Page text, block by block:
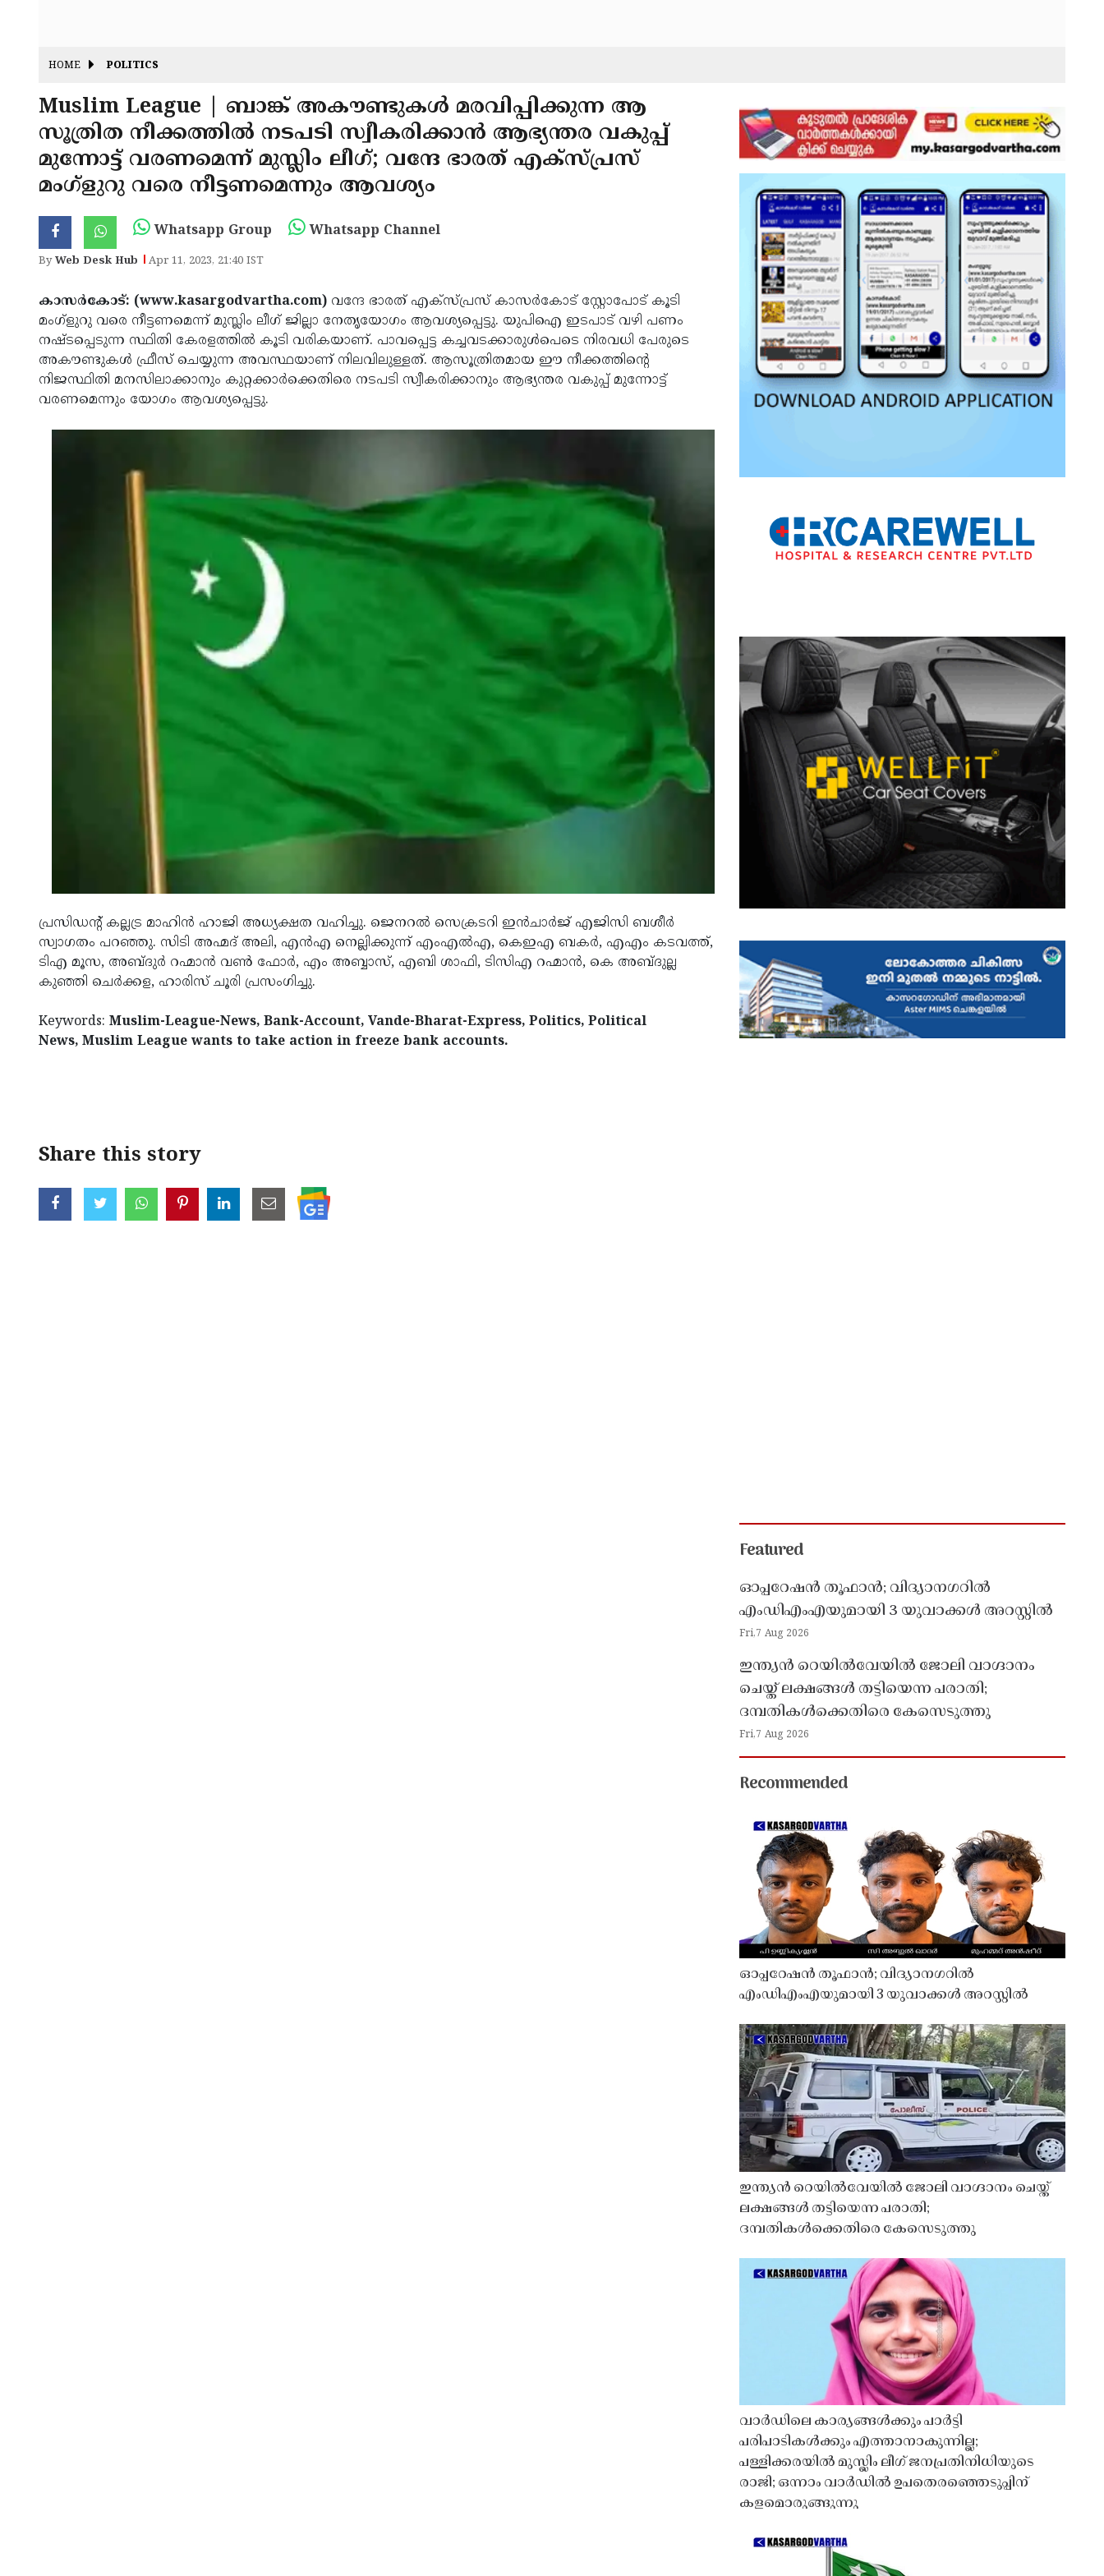
HOME POLITICS
Muslim League | ബാങ്ക് അകൗണ്ടുകള്‍ മരവിപ്പിക്കുന്ന ആ
സൂത്രിത നീക്കത്തില്‍ നടപടി സ്വീകരിക്കാന്‍ ആഭ്യന്തര വകുപ്പ്
മുന്നോട്ട് വരണമെന്ന് മുസ്ലിം ലീഗ്; വന്ദേ ഭാരത് എക്സ്പ്രസ്
മംഗ്‌ളുറു വരെ നീട്ടണമെന്നും ആവശ്യം
Whatsapp Group Whatsapp Channel
ByWeb Desk Hub Apr 11, 2023, 21:40 IST
കാസര്‍കോട്: (www.kasargodvartha.com) വന്ദേ ഭാരത് എക്സ്പ്രസ് കാസര്‍കോട് സ്റ്റോപോട് കൂടി
മംഗ്‌ളുറു വരെ നീട്ടണമെന്ന് മുസ്ലിം ലീഗ് ജില്ലാ നേതൃയോഗം ആവശ്യപ്പെട്ടു. യുപിഐ ഇടപാട് വഴി പണം
നഷ്ടപ്പെടുന്ന സ്ഥിതി കേരളത്തില്‍ കൂടി വരികയാണ്. പാവപ്പെട്ട കച്ചവടക്കാരുള്‍പെടെ നിരവധി പേരുടെ
അകൗണ്ടുകള്‍ ഫ്രീസ് ചെയ്യുന്ന അവസ്ഥയാണ് നിലവിലുള്ളത്. ആസൂത്രിതമായ ഈ നീക്കത്തിന്റെ
നിജസ്ഥിതി മനസിലാക്കാനും കുറ്റക്കാര്‍ക്കെതിരെ നടപടി സ്വീകരിക്കാനും ആഭ്യന്തര വകുപ്പ് മുന്നോട്ട്
വരണമെന്നും യോഗം ആവശ്യപ്പെട്ടു.
പ്രസിഡന്റ് കല്ലട്ര മാഹിന്‍ ഹാജി അധ്യക്ഷത വഹിച്ചു. ജെനറല്‍ സെക്രടറി ഇന്‍ചാര്‍ജ് എജിസി ബശീര്‍
സ്വാഗതം പറഞ്ഞു. സിടി അഹ്മദ് അലി, എന്‍എ നെല്ലിക്കുന്ന് എംഎല്‍എ, കെഇഎ ബകര്‍, എഎം കടവത്ത്,
ടിഎ മൂസ, അബ്ദുര്‍ റഹ്മാന്‍ വണ്‍ ഫോര്‍, എം അബ്ബാസ്, എബി ശാഫി, ടിസിഎ റഹ്മാന്‍, കെ അബ്ദുല്ല
കുഞ്ഞി ചെര്‍ക്കള, ഹാരിസ് ചൂരി പ്രസംഗിച്ചു.
Keywords: Muslim-League-News, Bank-Account, Vande-Bharat-Express, Politics, Political
News, Muslim League wants to take action in freeze bank accounts.
Share this story
Featured
ഓപ്പറേഷൻ തൂഫാൻ; വിദ്യാനഗറിൽ
എംഡിഎംഎയുമായി 3 യുവാക്കൾ അറസ്റ്റിൽ
Fri,7 Aug 2026
ഇന്ത്യൻ റെയിൽവേയിൽ ജോലി വാഗ്ദാനം
ചെയ്ത് ലക്ഷങ്ങൾ തട്ടിയെന്ന പരാതി;
ദമ്പതികൾക്കെതിരെ കേസെടുത്തു
Fri,7 Aug 2026
Recommended
ഓപ്പറേഷൻ തൂഫാൻ; വിദ്യാനഗറിൽ
എംഡിഎംഎയുമായി 3 യുവാക്കൾ അറസ്റ്റിൽ
ഇന്ത്യൻ റെയിൽവേയിൽ ജോലി വാഗ്ദാനം ചെയ്ത്
ലക്ഷങ്ങൾ തട്ടിയെന്ന പരാതി;
ദമ്പതികൾക്കെതിരെ കേസെടുത്തു
വാർഡിലെ കാര്യങ്ങൾക്കും പാർട്ടി
പരിപാടികൾക്കും എത്താനാകുന്നില്ല;
പള്ളിക്കരയിൽ മുസ്ലിം ലീഗ് ജനപ്രതിനിധിയുടെ
രാജി; ഒന്നാം വാർഡിൽ ഉപതെരഞ്ഞെടുപ്പിന്
കളമൊരുങ്ങുന്നു